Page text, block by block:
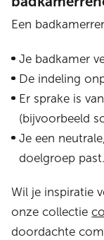
Een
Je badkamer
De indeling
Er sprake is
(bijvoorbeeld
Je een
doelgroep past.
Wil je inspiratie
onze collectie
doordachte